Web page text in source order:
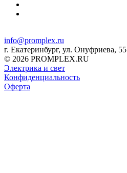
info@promplex.ru
г. Екатеринбург, ул. Онуфриева, 55
© 2026 PROMPLEX.RU
Электрика и свет
Конфиденциальность
Оферта